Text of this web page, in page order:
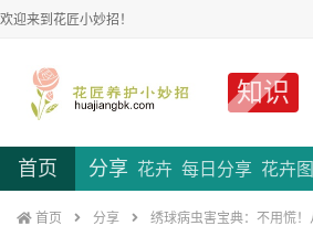
欢迎来到花匠小妙招！
知识
首页 分享 花卉 每日分享 花卉
首页 分享 绣球病虫害宝典：不用慌